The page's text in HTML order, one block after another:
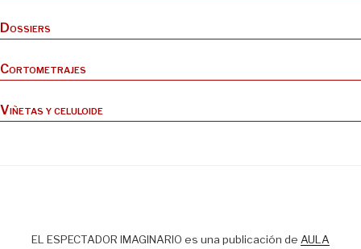
Dossiers
Cortometrajes
Viñetas y celuloide
EL ESPECTADOR IMAGINARIO es una publicación de AULA